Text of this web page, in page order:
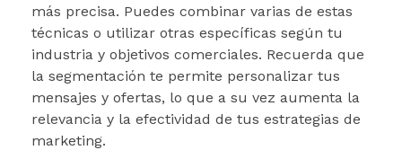
más precisa. Puedes combinar varias de estas
técnicas o utilizar otras específicas según tu
industria y objetivos comerciales. Recuerda que
la segmentación te permite personalizar tus
mensajes y ofertas, lo que a su vez aumenta la
relevancia y la efectividad de tus estrategias de
marketing.